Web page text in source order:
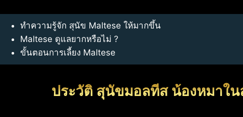
ทำความรู้จัก สุนัข Maltese ให้มากขึ้น
Maltese ดูแลยากหรือไม่ ?
ขั้นตอนการเลี้ยง Maltese
ประวัติ สุนัขมอลทีส น้องหมาใ